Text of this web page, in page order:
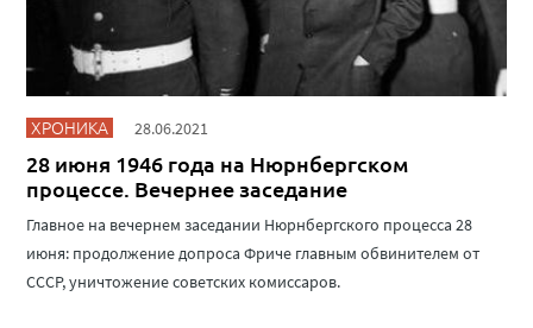
ХРОНИКА 28.06.2021
28 июня 1946 года на Нюрнбергском
процессе. Вечернее заседание
Главное на вечернем заседании Нюрнбергского процесса 28
июня: продолжение допроса Фриче главным обвинителем от
СССР, уничтожение советских комиссаров.